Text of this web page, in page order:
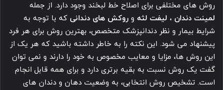
روش های مختلفی برای اصلاح خط لبخند وجود دارد. از جمله
لمینت دندان ، لیفت لثه و روکش های دندانی که با توجه به
شرایط بیمار و نظر دندانپزشک متخصص، بهترین روش برای هر فرد
پیشنهاد می شود. این نکته را به خاطر داشته باشید که هر یک از
این روش ها، مزایا و معایب مخصوص به خود را دارند و نمی توان
گفت یک روش نسبت به بقیه برتری دارد و برای همه قابل انجام
است. تشخیص روش انتخابی، به وضعیت دهان و دندان های